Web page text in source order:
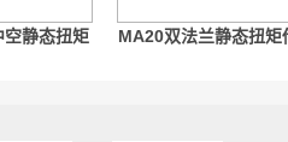
静态扭矩
MA20双法兰静态扭矩